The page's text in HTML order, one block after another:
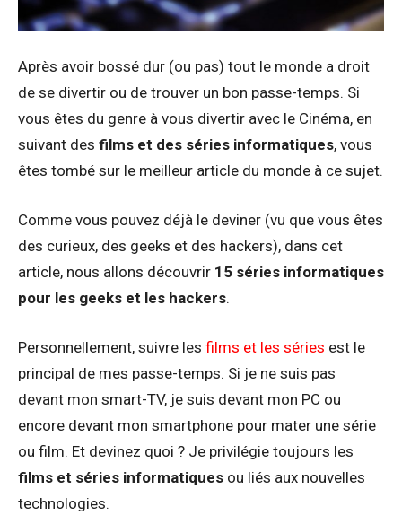
Après avoir bossé dur (ou pas) tout le monde a droit
de se divertir ou de trouver un bon passe-temps. Si
vous êtes du genre à vous divertir avec le Cinéma, en
suivant des films et des séries informatiques, vous
êtes tombé sur le meilleur article du monde à ce sujet.
Comme vous pouvez déjà le deviner (vu que vous êtes
des curieux, des geeks et des hackers), dans cet
article, nous allons découvrir 15 séries informatiques
pour les geeks et les hackers.
Personnellement, suivre les films et les séries est le
principal de mes passe-temps. Si je ne suis pas
devant mon smart-TV, je suis devant mon PC ou
encore devant mon smartphone pour mater une série
ou film. Et devinez quoi ? Je privilégie toujours les
films et séries informatiques ou liés aux nouvelles
technologies.